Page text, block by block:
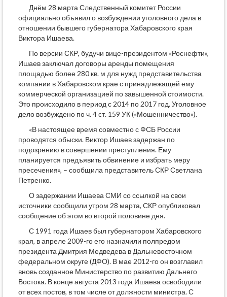
Днём 28 марта Следственный комитет России
официально объявил о возбуждении уголовного дела в
отношении бывшего губернатора Хабаровского края
Виктора Ишаева.
По версии СКР, будучи вице-президентом «Роснефти»,
Ишаев заключал договоры аренды помещения
площадью более 280 кв. м для нужд представительства
компании в Хабаровском крае с принадлежащей ему
коммерческой организацией по завышенной стоимости.
Это происходило в период с 2014 по 2017 год. Уголовное
дело возбуждено по ч. 4 ст. 159 УК («Мошенничество»).
«В настоящее время совместно с ФСБ России
проводятся обыски. Виктор Ишаев задержан по
подозрению в совершении преступления. Ему
планируется предъявить обвинение и избрать меру
пресечения», – сообщила представитель СКР Светлана
Петренко.
О задержании Ишаева СМИ со ссылкой на свои
источники сообщили утром 28 марта, СКР опубликовал
сообщение об этом во второй половине дня.
С 1991 года Ишаев был губернатором Хабаровского
края, в апреле 2009-го его назначили полпредом
президента Дмитрия Медведева в Дальневосточном
федеральном округе (ДФО). В мае 2012-го он возглавил
вновь созданное Министерство по развитию Дальнего
Востока. В конце августа 2013 года Ишаева освободили
от всех постов, в том числе от должности министра. С